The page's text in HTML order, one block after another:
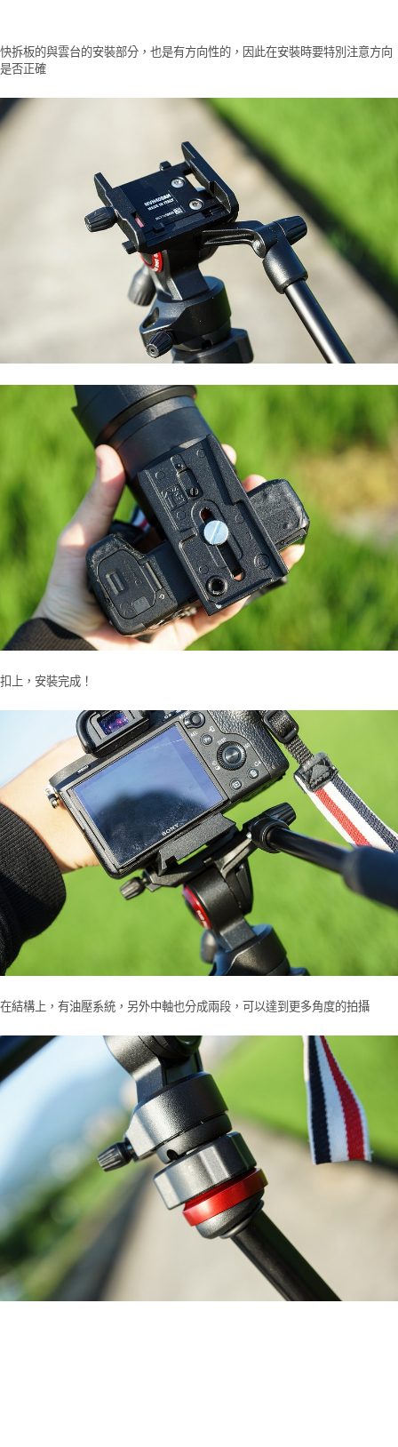
快拆板的與雲台的安裝部分，也是有方向性的，因此在安裝時要特別注意方向
是否正確
扣上，安裝完成！
在結構上，有油壓系統，另外中軸也分成兩段，可以達到更多角度的拍攝